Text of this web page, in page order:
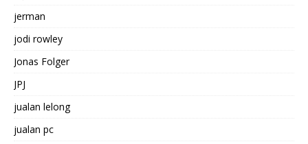
jerman
jodi rowley
Jonas Folger
JPJ
jualan lelong
jualan pc